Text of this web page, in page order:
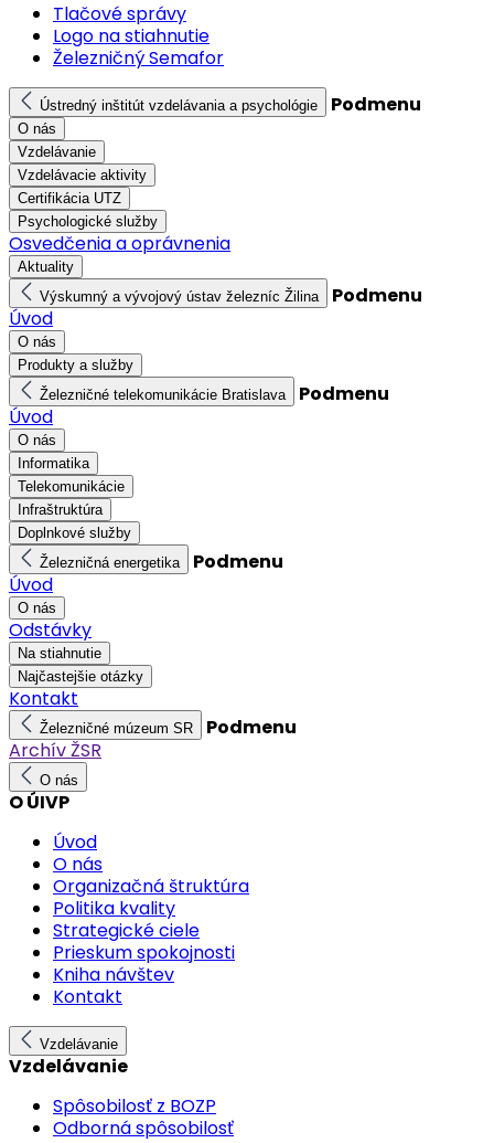
Tlačové správy
Logo na stiahnutie
Železničný Semafor
Ústredný inštitút vzdelávania a psychológie Podmenu
O nás
Vzdelávanie
Vzdelávacie aktivity
Certifikácia UTZ
Psychologické služby
Osvedčenia a oprávnenia
Aktuality
Výskumný a vývojový ústav železníc Žilina
Podmenu
Úvod
O nás
Produkty a služby
Železničné telekomunikácie Bratislava
Podmenu
Úvod
O nás
Informatika
Telekomunikácie
Infraštruktúra
Doplnkové služby
Železničná energetika
Podmenu
Úvod
O nás
Odstávky
Na stiahnutie
Najčastejšie otázky
Kontakt
Železničné múzeum SR
Podmenu
Archív ŽSR
O nás
O ÚIVP
Úvod
O nás
Organizačná štruktúra
Politika kvality
Strategické ciele
Prieskum spokojnosti
Kniha návštev
Kontakt
Vzdelávanie
Vzdelávanie
Spôsobilosť z BOZP
Odborná spôsobilosť